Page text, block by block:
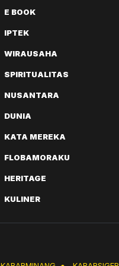
E BOOK
IPTEK
WIRAUSAHA
SPIRITUALITAS
NUSANTARA
DUNIA
KATA MEREKA
FLOBAMORAKU
HERITAGE
KULINER